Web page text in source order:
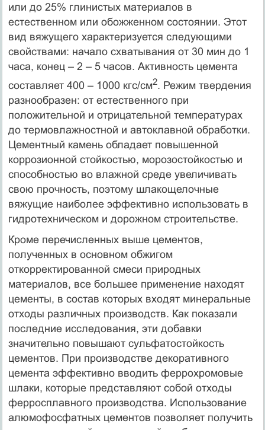
или до 25% глинистых материалов в
естественном или обожженном состоянии. Этот
вид вяжущего характеризуется следующими
свойствами: начало схватывания от 30 мин до 1
часа, конец – 2 – 5 часов. Активность цемента
составляет 400 – 1000 кгс/см2. Режим твердения
разнообразен: от естественного при
положительной и отрицательной температурах
до термовлажностной и автоклавной обработки.
Цементный камень обладает повышенной
коррозионной стойкостью, морозостойкостью и
способностью во влажной среде увеличивать
свою прочность, поэтому шлакощелочные
вяжущие наиболее эффективно использовать в
гидротехническом и дорожном строительстве.
Кроме перечисленных выше цементов,
полученных в основном обжигом
откорректированной смеси природных
материалов, все большее применение находят
цементы, в состав которых входят минеральные
отходы различных производств. Как показали
последние исследования, эти добавки
значительно повышают сульфатостойкость
цементов. При производстве декоративного
цемента эффективно вводить феррохромовые
шлаки, которые представляют собой отходы
ферросплавного производства. Использование
алюмофосфатных цементов позволяет получить